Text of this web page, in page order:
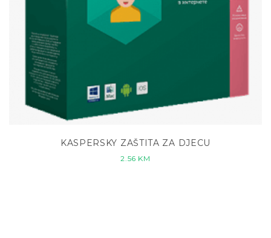
KASPERSKY ZAŠTITA ZA DJECU
2.56 KM